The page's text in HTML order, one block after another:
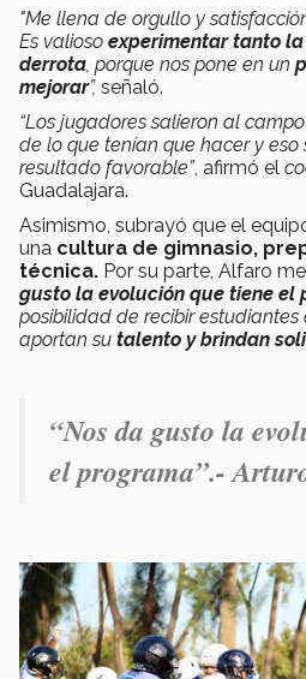
"Me llena de orgullo y
Es valioso experimentar tanto
derrota, porque nos pone en un
mejorar”, señaló.
“Los jugadores salieron al
de lo que tenían que hacer y eso
resultado favorable”, afirmó el
Guadalajara.
Asimismo, subrayó que el
una cultura de gimnasio,
técnica. Por su parte, Alfaro
gusto la evolución que tiene el
posibilidad de recibir estudiantes
aportan su talento y brindan
“Nos da gusto la
el programa”.-